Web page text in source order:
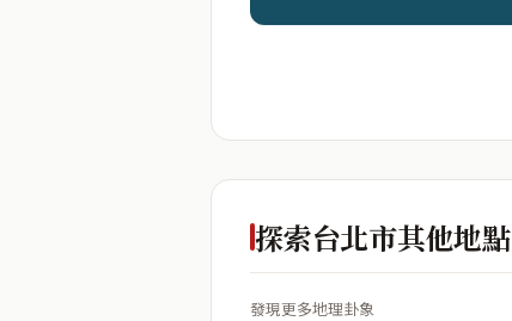
探索台北市其他地點
發現更多地理卦象